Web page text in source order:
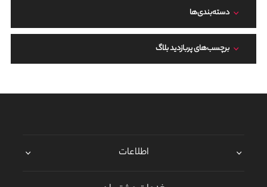
دسته‌بندی‌ها
برچسب‌های پربازدید بلاگ
اطلاعات